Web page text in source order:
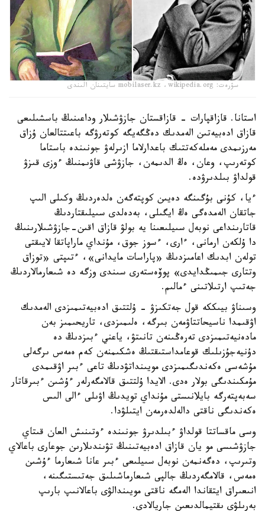
سۋرەت: mobilaser.kz ،wikipedia.org سايتىنان الىندى
استانا. قازاقپارات - قازاقستان جازۋشىلار وداعىنىڭ باسشىلىعى
قازاق ادەبيەتىن الەمدىك دەڭگەيگە كوتەرۋگە باعىتتالعان ۇزاق
مەرزىمدى مەملەكەتتىك باعدارلاما ازىرلەۋ جونىندە باستاما
كوتەرىپ، وعان، ەڭ الدىمەن، جازۋشى قاۋىمنىڭ ءوزى قىزۋ
قولداۋ بىلدىرۋدە.
ءيا، كۇنى بۇگىنگە دەيىن كوپتەگەن ەلدەردىڭ وكىلى الىپ
جاتقان الەمدەگى ەڭ ايگىلى، بەدەلدى سىيلىقتاردىڭ
قاتارىنداعى نوبەل سىيلىعىنا يە بولۋ قازاق اقىن-جازۋشىلارىنىڭ
دا ۇلكەن ارمانى، ءارى، ءسوز جوق، مۇنداي ماراپاتقا لايىقتى
تولەن ابدىك اعامىزدىڭ «پاراسات مايدانى»، ءتىپتى «توزاق
وتتارى جىمىڭدايدى» پوۆەستەرى سىندى وزگە دە شىعارمالاردىڭ
جەتىپ ارتىلاتىنى ءمالىم.
وسىناۋ بيىككە قول جەتكىزۋ - ۇلتتىق ادەبيەتىمىزدى الەمدىك
اۋقىمدا ناسيحاتتاۋمەن بىرگە، ەلىمىزدى، تاريحىمىز بەن
مادەنيەتىمىزدى تەرەڭىنەن تانىتۋ، ياعني ءبىزدىڭ دە
دۇنيەجۇزىلىك قوعامداستىقتىڭ ەشكىمنەن كەم ەمەس ىرگەلى
مۇشەسى ەكەندىگىمىزدى مويىنداتۋدىڭ تاعى ءبىر اۋقىمدى
مۇمكىندىگى بولار ەدى. الايدا ۇلتتىق قالامگەرلەر ءۇشىن ءبىرقاتار
سەبەپتەرگە بايلانىستى مۇنداي تويدىڭ اۋىلى ءالى الىس
ەكەندىگى ناقتى دالەلدەرمەن ايتىلۋدا.
وسى ماقساتتا قولداۋ ءبىلدىرۋ جونىندە ءوتىنىش العان قىتاي
جازۋشىسى مو يان قازاق ادەبيەتىنىڭ تۋىندىلارىن جوعارى باعالاي
وتىرىپ، دەگەنمەن نوبەل سىيلىعى ءبىر عانا شىعارما ءۇشىن
ەمەس، قالامگەردىڭ جالپى شىعارماشىلىق جەتىستىگىنە،
انىعىراق ايتقاندا الەمگە ناقتى مويىندالۋى باعالانىپ بارىپ
بەرىلۋى ىقتيمالدىعىن جاريالادى.